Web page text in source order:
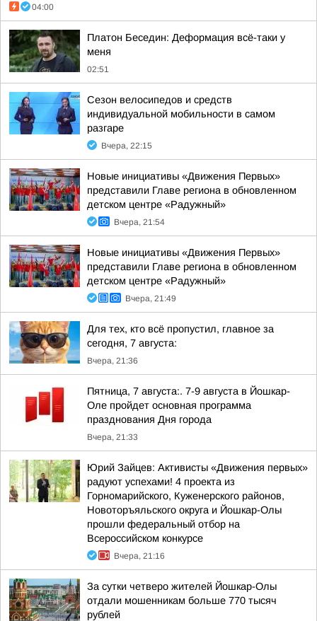
04:00
Платон Беседин: Деформация всё-таки у
меня
02:51
Сезон велосипедов и средств
индивидуальной мобильности в самом
разгаре
Вчера, 22:15
Новые инициативы «Движения Первых»
представили Главе региона в обновленном
детском центре «Радужный»
Вчера, 21:54
Новые инициативы «Движения Первых»
представили Главе региона в обновленном
детском центре «Радужный»
Вчера, 21:49
Для тех, кто всё пропустил, главное за
сегодня, 7 августа:
Вчера, 21:36
Пятница, 7 августа:. 7-9 августа в Йошкар-
Оле пройдет основная программа
празднования Дня города
Вчера, 21:33
Юрий Зайцев: Активисты «Движения первых»
радуют успехами! 4 проекта из
Горномарийского, Куженерского районов,
Новоторъяльского округа и Йошкар-Олы
прошли федеральный отбор на
Всероссийском конкурсе
Вчера, 21:16
За сутки четверо жителей Йошкар-Олы
отдали мошенникам больше 770 тысяч
рублей